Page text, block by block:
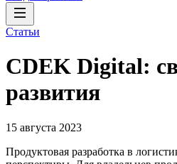
Статьи
CDEK Digital:
развития
15 августа 2023
Продуктовая разработка в